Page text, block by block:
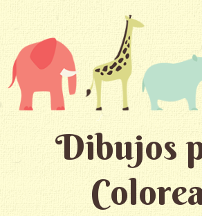
Dibujos